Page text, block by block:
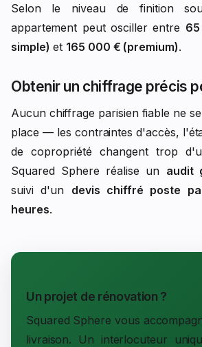
Selon le niveau de finition
appartement peut osciller entre
simple) et 165 000 € (premium).
Obtenir un chiffrage précis
Aucun chiffrage parisien fiable ne
place — les contraintes d'accès,
de copropriété changent trop
Squared Sphere réalise un audit
suivi d'un devis chiffré poste
heures.
Un projet de rénovation ?
Squared Sphere vous
livraison. Un interlocuteur